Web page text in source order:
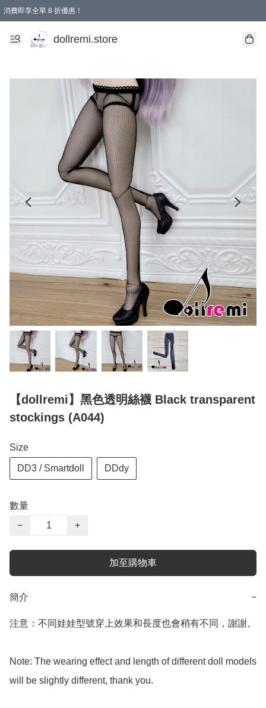
消費即享全單 8 折優惠！
購物滿 HKD 1500.00即享免運費優惠！（適用於 本地送貨、本地取貨、國際送貨 )
dollremi.store
【dollremi】黑色透明絲襪 Black transparent
stockings (A044)
Size
DD3 / Smartdoll DDdy
數量
−
+
加至購物車
簡介 −
注意：不同娃娃型號穿上效果和長度也會稍有不同，謝謝。
Note: The wearing effect and length of different doll models
will be slightly different, thank you.